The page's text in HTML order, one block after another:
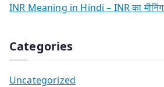
INR Meaning in Hindi – INR का मीनिंग
Categories
Uncategorized